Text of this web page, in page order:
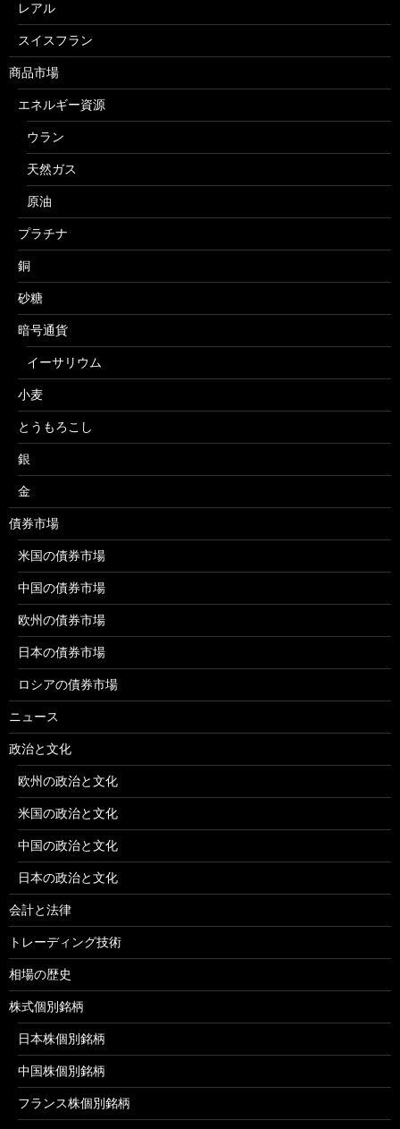
レアル
スイスフラン
商品市場
エネルギー資源
ウラン
天然ガス
原油
プラチナ
銅
砂糖
暗号通貨
イーサリウム
小麦
とうもろこし
銀
金
債券市場
米国の債券市場
中国の債券市場
欧州の債券市場
日本の債券市場
ロシアの債券市場
ニュース
政治と文化
欧州の政治と文化
米国の政治と文化
中国の政治と文化
日本の政治と文化
会計と法律
トレーディング技術
相場の歴史
株式個別銘柄
日本株個別銘柄
中国株個別銘柄
フランス株個別銘柄